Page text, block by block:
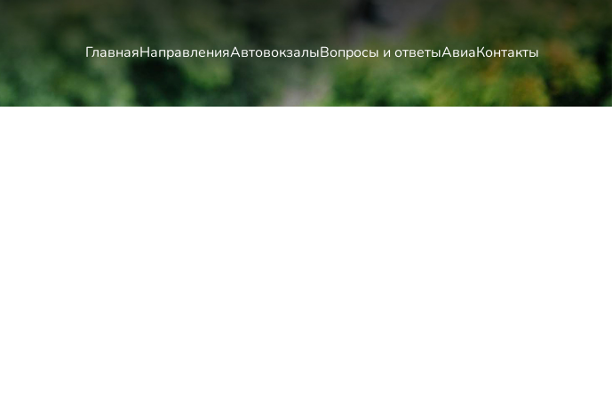
ГлавнаяНаправленияАвтовокзалыВопросы и ответыАвиаКонтакты